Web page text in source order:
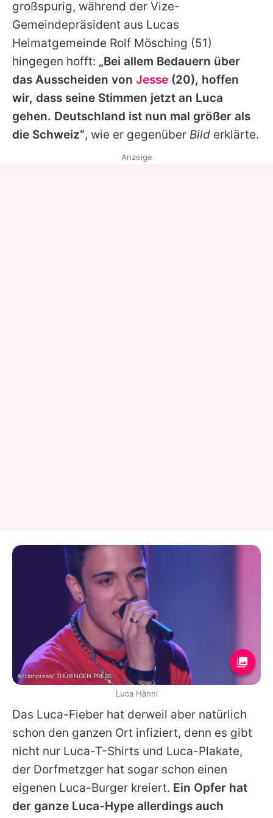
großspurig, während der Vize-
Gemeindepräsident aus Lucas
Heimatgemeinde Rolf Mösching (51)
hingegen hofft: „Bei allem Bedauern über
das Ausscheiden von Jesse (20), hoffen
wir, dass seine Stimmen jetzt an Luca
gehen. Deutschland ist nun mal größer als
die Schweiz“, wie er gegenüber Bild erklärte.
Das Luca-Fieber hat derweil aber natürlich
schon den ganzen Ort infiziert, denn es gibt
nicht nur Luca-T-Shirts und Luca-Plakate,
der Dorfmetzger hat sogar schon einen
eigenen Luca-Burger kreiert. Ein Opfer hat
der ganze Luca-Hype allerdings auch
Anzeige
Actionpress/ THÜRINGEN PRESS
Luca Hänni